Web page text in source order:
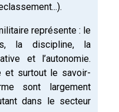
représente : le
la discipline, la
et l’autonomie.
et surtout le savoir-
sont largement
dans le secteur